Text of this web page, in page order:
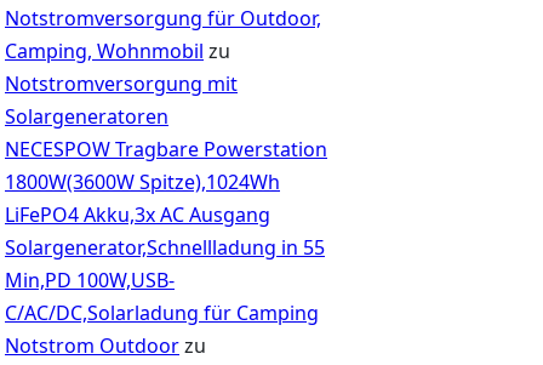
Notstromversorgung für Outdoor,
Camping, Wohnmobil zu
Notstromversorgung mit
Solargeneratoren
NECESPOW Tragbare Powerstation
1800W(3600W Spitze),1024Wh
LiFePO4 Akku,3x AC Ausgang
Solargenerator,Schnellladung in 55
Min,PD 100W,USB-
C/AC/DC,Solarladung für Camping
Notstrom Outdoorzu